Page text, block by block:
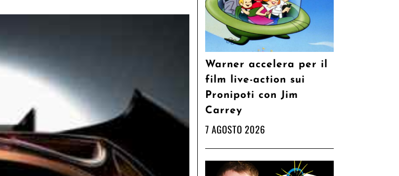
Warner accelera per il
film live-action sui
Pronipoti con Jim
Carrey
7 AGOSTO 2026